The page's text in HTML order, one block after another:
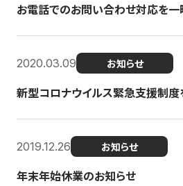
お電話でのお問い合わせ対応を一
2020.03.09 お知らせ
新型コロナウイルス緊急支援制度
2019.12.26 お知らせ
年末年始休業のお知らせ